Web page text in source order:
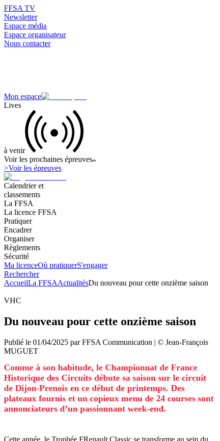
FFSA TV
Newsletter
Espace média
Espace organisateur
Nous contacter
Mon espace
Lives
à venir
Voir les prochaines épreuves
>Voir les épreuves
Calendrier et
classements
La FFSA
La licence FFSA
Pratiquer
Encadrer
Organiser
Règlements
Sécurité
Ma licenceOù pratiquerS'engager
Rechercher
AccueilLa FFSAActualitésDu nouveau pour cette onzième saison
VHC
Du nouveau pour cette onzième saison
Publié le 01/04/2025 parFFSA Communication | © Jean-François
MUGUET
Comme à son habitude, le Championnat de France
Historique des Circuits débute sa saison sur le circuit
de Dijon-Prenois en ce début de printemps. Des
plateaux fournis et un copieux menu de 24 courses sont
annonciateurs d’un passionnant week-end.